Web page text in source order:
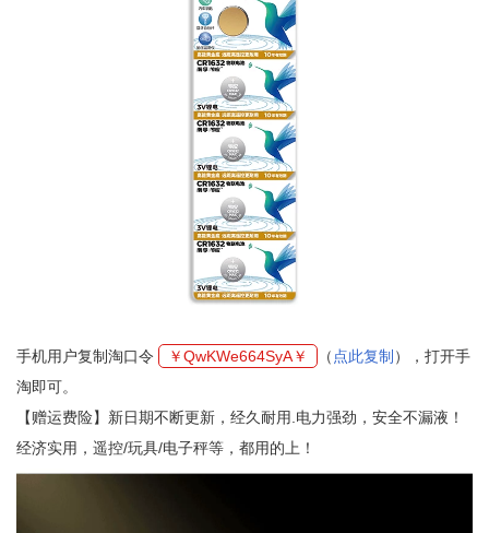
手机用户复制淘口令 ￥QwKWe664SyA￥ （ 点此复制 ），打开手
淘即可。
【赠运费险】新日期不断更新，经久耐用.电力强劲，安全不漏液！
经济实用，遥控/玩具/电子秤等，都用的上！